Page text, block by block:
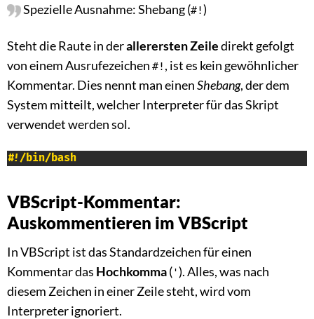
Spezielle Ausnahme: Shebang (#!)
Steht die Raute in derallerersten Zeiledirekt gefolgt
von einem Ausrufezeichen #! , ist es kein gewöhnlicher
Kommentar. Dies nennt man einenShebang, der dem
System mitteilt, welcher Interpreter für das Skript
verwendet werden sol.
#!/bin/bash
VBScript-Kommentar:
Auskommentieren im VBScript
In VBScript ist das Standardzeichen für einen
Kommentar das Hochkomma('). Alles, was nach
diesem Zeichen in einer Zeile steht, wird vom
Interpreter ignoriert.